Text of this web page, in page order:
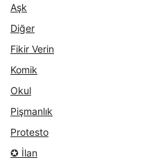
Aşk
Diğer
Fikir Verin
Komik
Okul
Pişmanlık
Protesto
✪ İlan